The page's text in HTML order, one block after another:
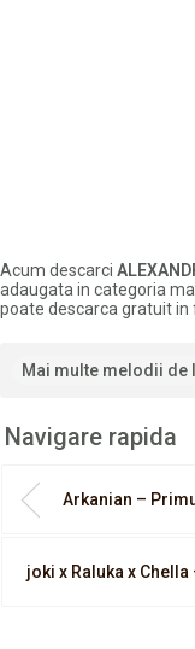
Acum descarci
adaugata in categoria
poate descarca gratuit in
Mai multe melodii de
Navigare rapida
Arkanian –
joki x Raluka x Chella